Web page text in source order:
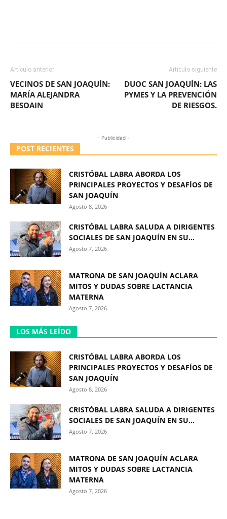
Artículo anterior
VECINOS DE SAN JOAQUÍN:
MARÍA ALEJANDRA
BESOAIN
Artículo siguiente
DUOC SAN JOAQUÍN: LAS
PYMES Y LA PREVENCIÓN
DE RIESGOS.
- Publicidad -
POST RECIENTES
CRISTÓBAL LABRA ABORDA LOS
PRINCIPALES PROYECTOS Y DESAFÍOS DE
SAN JOAQUÍN
Agosto 8, 2026
CRISTÓBAL LABRA SALUDA A DIRIGENTES
SOCIALES DE SAN JOAQUÍN EN SU...
Agosto 7, 2026
MATRONA DE SAN JOAQUÍN ACLARA
MITOS Y DUDAS SOBRE LACTANCIA
MATERNA
Agosto 7, 2026
LOS MÁS LEÍDO
CRISTÓBAL LABRA ABORDA LOS
PRINCIPALES PROYECTOS Y DESAFÍOS DE
SAN JOAQUÍN
Agosto 8, 2026
CRISTÓBAL LABRA SALUDA A DIRIGENTES
SOCIALES DE SAN JOAQUÍN EN SU...
Agosto 7, 2026
MATRONA DE SAN JOAQUÍN ACLARA
MITOS Y DUDAS SOBRE LACTANCIA
MATERNA
Agosto 7, 2026